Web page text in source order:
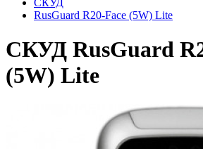
СКУД
RusGuard R20-Face (5W) Lite
СКУД RusGuard
(5W) Lite